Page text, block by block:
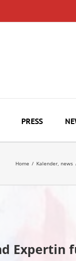
PRESS
Home / Kalender, news
Expertin